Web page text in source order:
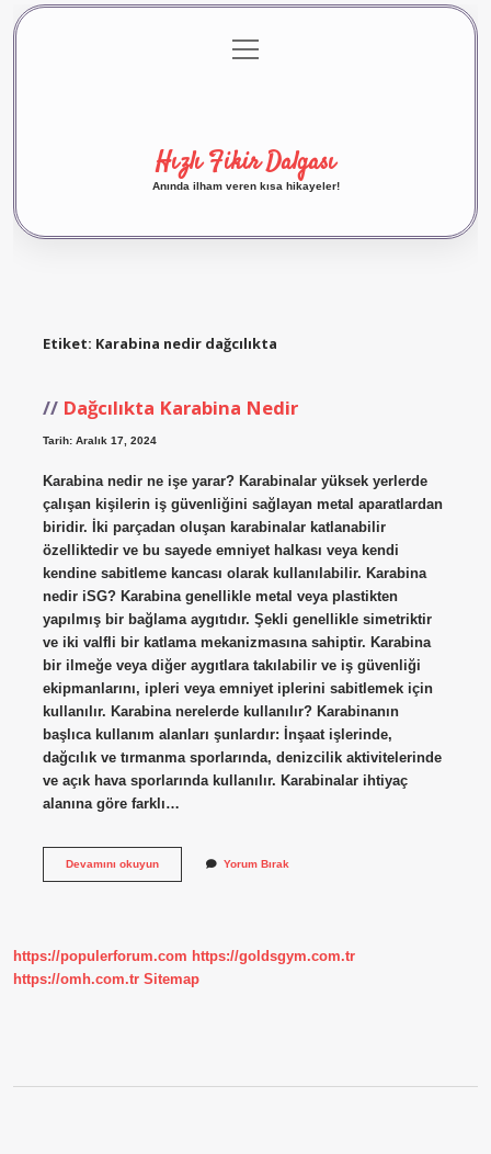
Gizlilik Politikası
menüyü
aç
Hızlı Fikir Dalgası
Anında ilham veren kısa hikayeler!
Etiket: Karabina nedir dağcılıkta
Dağcılıkta Karabina Nedir
Tarih: Aralık 17, 2024
Karabina nedir ne işe yarar? Karabinalar yüksek yerlerde
çalışan kişilerin iş güvenliğini sağlayan metal aparatlardan
biridir. İki parçadan oluşan karabinalar katlanabilir
özelliktedir ve bu sayede emniyet halkası veya kendi
kendine sabitleme kancası olarak kullanılabilir. Karabina
nedir iSG? Karabina genellikle metal veya plastikten
yapılmış bir bağlama aygıtıdır. Şekli genellikle simetriktir
ve iki valfli bir katlama mekanizmasına sahiptir. Karabina
bir ilmeğe veya diğer aygıtlara takılabilir ve iş güvenliği
ekipmanlarını, ipleri veya emniyet iplerini sabitlemek için
kullanılır. Karabina nerelerde kullanılır? Karabinanın
başlıca kullanım alanları şunlardır: İnşaat işlerinde,
dağcılık ve tırmanma sporlarında, denizcilik aktivitelerinde
ve açık hava sporlarında kullanılır. Karabinalar ihtiyaç
alanına göre farklı…
Devamını okuyunDağcılıkta
Yorum Bırak
https://populerforum.com https://goldsgym.com.tr
https://omh.com.tr Sitemap